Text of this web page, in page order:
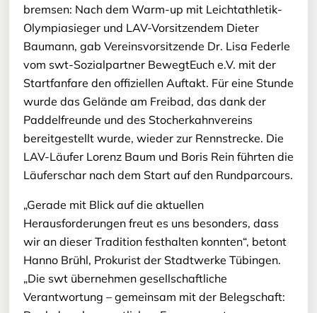
bremsen: Nach dem Warm-up mit Leichtathletik-
Olympiasieger und LAV-Vorsitzendem Dieter
Baumann, gab Vereinsvorsitzende Dr. Lisa Federle
vom swt-Sozialpartner BewegtEuch e.V. mit der
Startfanfare den offiziellen Auftakt. Für eine Stunde
wurde das Gelände am Freibad, das dank der
Paddelfreunde und des Stocherkahnvereins
bereitgestellt wurde, wieder zur Rennstrecke. Die
LAV-Läufer Lorenz Baum und Boris Rein führten die
Läuferschar nach dem Start auf den Rundparcours.
„Gerade mit Blick auf die aktuellen
Herausforderungen freut es uns besonders, dass
wir an dieser Tradition festhalten konnten“, betont
Hanno Brühl, Prokurist der Stadtwerke Tübingen.
„Die swt übernehmen gesellschaftliche
Verantwortung – gemeinsam mit der Belegschaft: